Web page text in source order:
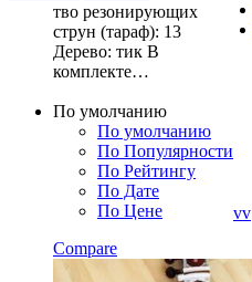
По умолчанию
По умолчанию
По Популярности
По Рейтингу
По Дате
По Цене
тво резонирующих
струн (тараф): 13
Дерево: тик В
комплекте…
vv
Compare